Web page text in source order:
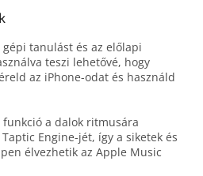
gépi tanulást és az előlapi
teszi lehetővé, hogy
az iPhone-odat és használd
a dalok ritmusára
Engine-jét, így a siketek és
élvezhetik az Apple Music